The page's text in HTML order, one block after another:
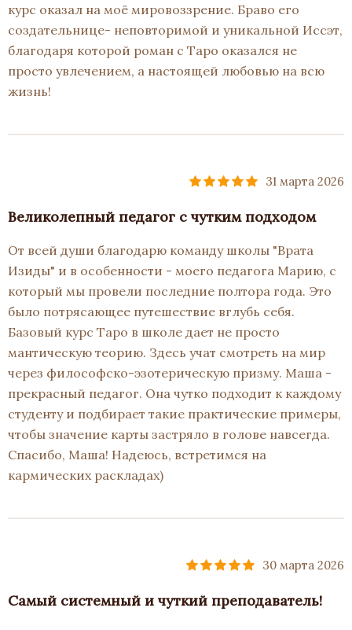
курс оказал на моё мировоззрение. Браво его
создательнице- неповторимой и уникальной Иссэт,
благодаря которой роман с Таро оказался не
просто увлечением, а настоящей любовью на всю
жизнь!
31 марта 2026
Великолепный педагог с чутким подходом
От всей души благодарю команду школы "Врата
Изиды" и в особенности - моего педагога Марию, с
который мы провели последние полтора года. Это
было потрясающее путешествие вглубь себя.
Базовый курс Таро в школе дает не просто
мантическую теорию. Здесь учат смотреть на мир
через философско-эзотерическую призму. Маша -
прекрасный педагог. Она чутко подходит к каждому
студенту и подбирает такие практические примеры,
чтобы значение карты застряло в голове навсегда.
Спасибо, Маша! Надеюсь, встретимся на
кармических раскладах)
30 марта 2026
Самый системный и чуткий преподаватель!